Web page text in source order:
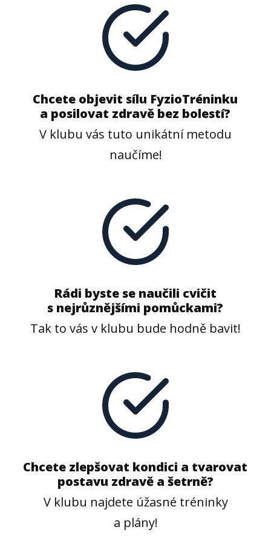
Chcete objevit sílu FyzioTréninku
a posilovat zdravě bez bolestí?
V klubu vás tuto unikátní metodu
naučíme!
Rádi byste se naučili cvičit
s nejrůznějšími pomůckami?
Tak to vás v klubu bude hodně bavit!
Chcete zlepšovat kondici a tvarovat
postavu zdravě a šetrně?
V klubu najdete úžasné tréninky
a plány!